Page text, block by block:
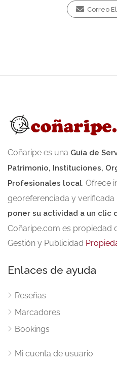
Servicios Principales:
Correo
Coñaripe es una Guía de
Patrimonio, Instituciones,
Profesionales local. Ofrece
georeferenciada y
poner su actividad a un clic
Coñaripe.com es propiedad
Gestión y Publicidad
Enlaces de ayuda
Reseñas
Marcadores
Bookings
Mi cuenta de usuario